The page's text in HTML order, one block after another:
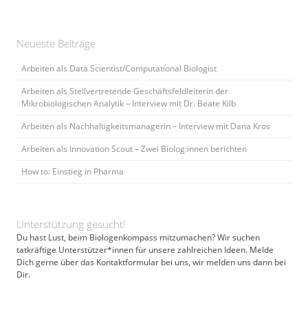
Neueste Beiträge
Arbeiten als Data Scientist/Computational Biologist
Arbeiten als Stellvertretende Geschäftsfeldleiterin der
Mikrobiologischen Analytik – Interview mit Dr. Beate Kilb
Arbeiten als Nachhaltigkeitsmanagerin – Interview mit Dana Kros
Arbeiten als Innovation Scout – Zwei Biolog:innen berichten
How to: Einstieg in Pharma
Unterstützung gesucht!
Du hast Lust, beim Biologenkompass mitzumachen? Wir suchen
tatkräftige Unterstützer*innen für unsere zahlreichen Ideen. Melde
Dich gerne über das Kontaktformular bei uns, wir melden uns dann bei
Dir.